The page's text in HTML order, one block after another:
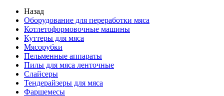
Назад
Оборудование для переработки мяса
Котлетоформовочные машины
Куттеры для мяса
Мясорубки
Пельменные аппараты
Пилы для мяса ленточные
Слайсеры
Тендерайзеры для мяса
Фаршемесы